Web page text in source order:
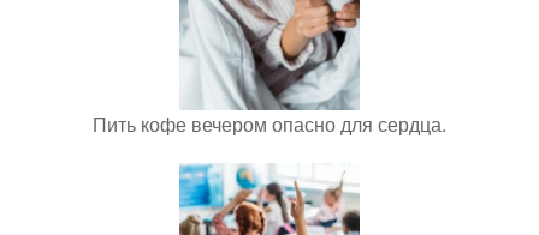
Пить кофе вечером опасно для сердца.